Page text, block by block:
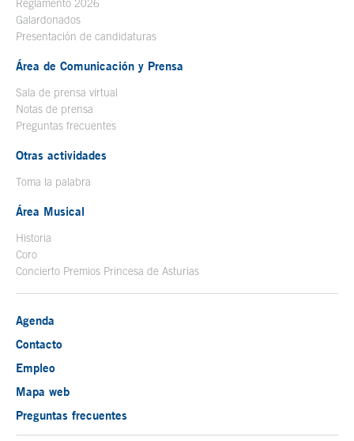
Reglamento 2026
Galardonados
Presentación de candidaturas
Área de Comunicación y Prensa
Sala de prensa virtual
Notas de prensa
Preguntas frecuentes
Otras actividades
Toma la palabra
Área Musical
Historia
Coro
Concierto Premios Princesa de Asturias
Agenda
Contacto
Empleo
Mapa web
Preguntas frecuentes